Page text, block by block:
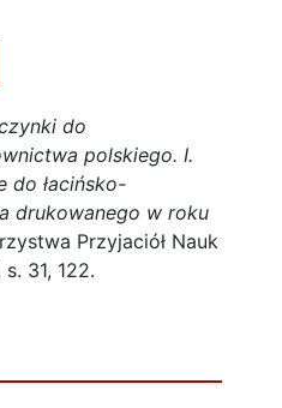
do
polskiego. I.
do łacińsko-
drukowanego w roku
Przyjaciół Nauk
31, 122.